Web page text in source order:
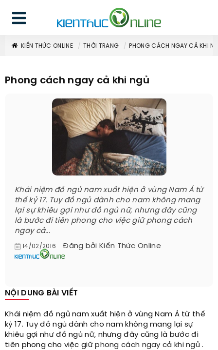
KIẾN THỨC ONLINE THỜI TRANG PHONG CÁCH NGAY CẢ KHI
Phong cách ngay cả khi ngủ
Khái niệm đồ ngủ nam xuất hiện ở vùng Nam Á từ
thế kỷ 17. Tuy đồ ngủ dành cho nam không mang
lại sự khiêu gợi như đồ ngủ nữ, nhưng đây cũng
là bước đi tiên phong cho việc giữ phong cách
ngay cả...
14/02/2016 Đăng bởi Kiến Thức Online
NỘI DUNG BÀI VIẾT
Khái niệm đồ ngủ nam xuất hiện ở vùng Nam Á từ thế
kỷ 17. Tuy đồ ngủ dành cho nam không mang lại sự
khiêu gợi như đồ ngủ nữ, nhưng đây cũng là bước đi
tiên phong cho việc giữphong cách ngay cả khi ngủ .